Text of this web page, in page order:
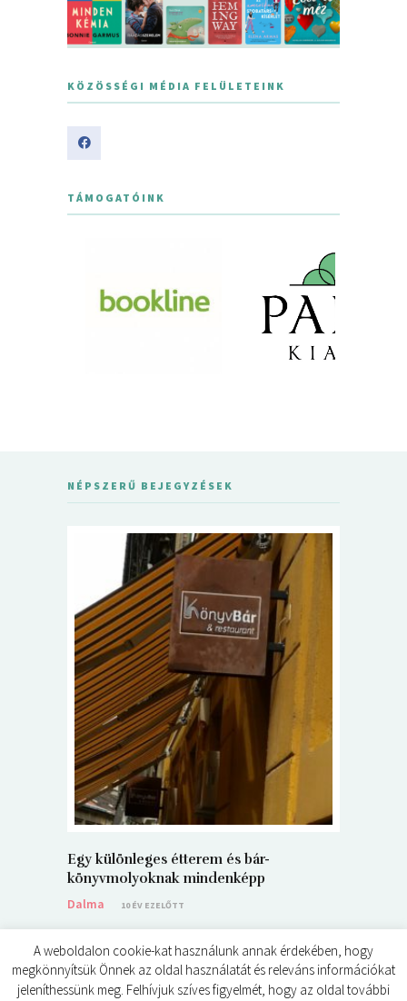
KÖZÖSSÉGI MÉDIA FELÜLETEINK
TÁMOGATÓINK
NÉPSZERŰ BEJEGYZÉSEK
Egy különleges étterem és bár-
könyvmolyoknak mindenképp
Dalma
10 ÉV EZELŐTT
A weboldalon cookie-kat használunk annak érdekében, hogy
megkönnyítsük Önnek az oldal használatát és releváns információkat
jeleníthessünk meg. Felhívjuk szíves figyelmét, hogy az oldal további